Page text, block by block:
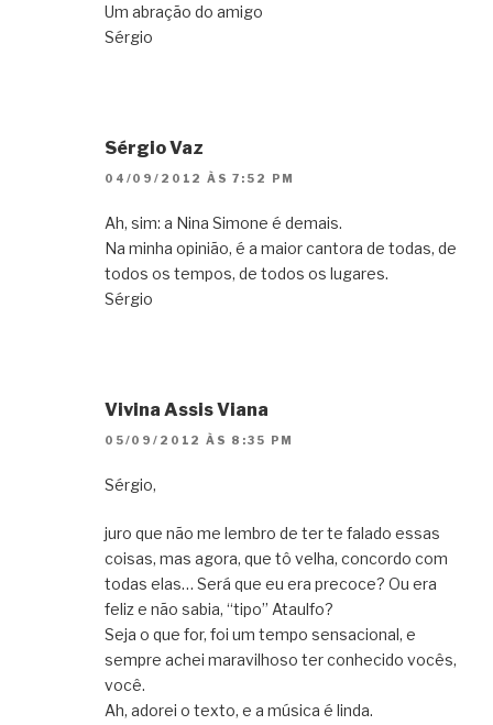
Um abração do amigo
Sérgio
Sérgio Vaz
04/09/2012 ÀS 7:52 PM
Ah, sim: a Nina Simone é demais.
Na minha opinião, é a maior cantora de todas, de
todos os tempos, de todos os lugares.
Sérgio
Vivina Assis Viana
05/09/2012 ÀS 8:35 PM
Sérgio,
juro que não me lembro de ter te falado essas
coisas, mas agora, que tô velha, concordo com
todas elas… Será que eu era precoce? Ou era
feliz e não sabia, “tipo” Ataulfo?
Seja o que for, foi um tempo sensacional, e
sempre achei maravilhoso ter conhecido vocês,
você.
Ah, adorei o texto, e a música é linda.